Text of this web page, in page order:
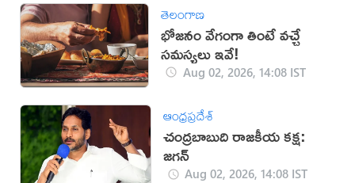
తెలంగాణ
భోజనం వేగంగా తింటే వచ్చే
సమస్యలు ఇవే!
Aug 02, 2026, 14:08 IST
ఆంధ్రప్రదేశ్
చంద్రబాబుది రాజకీయ కక్ష:
జగన్
Aug 02, 2026, 14:08 IST